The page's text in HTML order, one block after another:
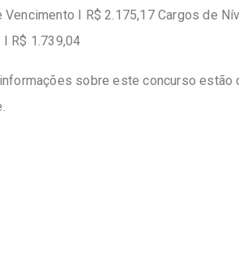
Vencimento I R$ 2.175,17 Cargos de
R$ 1.739,04
sobre este concurso